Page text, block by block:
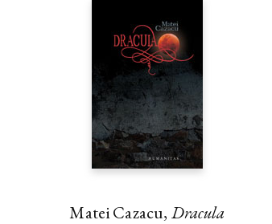
Matei Cazacu, Dracula